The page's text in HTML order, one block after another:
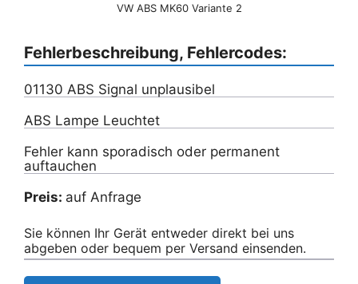
VW ABS MK60 Variante 2
Fehlerbeschreibung, Fehlercodes:
01130 ABS Signal unplausibel
ABS Lampe Leuchtet
Fehler kann sporadisch oder permanent
auftauchen
Preis: auf Anfrage
Sie können Ihr Gerät entweder direkt bei uns
abgeben oder bequem per Versand einsenden.